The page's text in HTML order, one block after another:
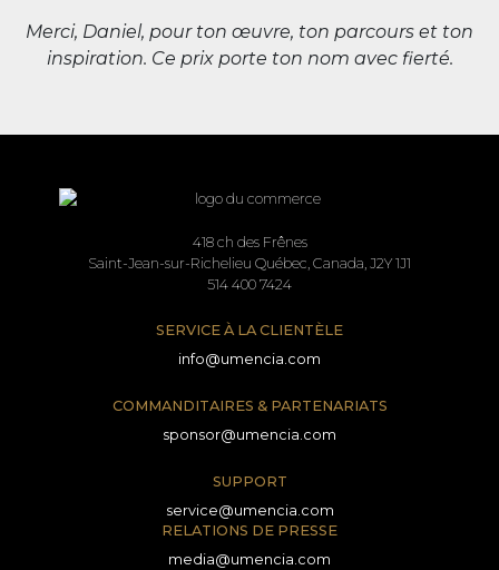
Merci, Daniel, pour ton œuvre, ton parcours et ton
inspiration. Ce prix porte ton nom avec fierté.
418 ch des Frênes
Saint-Jean-sur-Richelieu Québec, Canada, J2Y 1J1
514 400 7424
SERVICE À LA CLIENTÈLE
info@umencia.com
COMMANDITAIRES & PARTENARIATS
sponsor@umencia.com
SUPPORT
service@umencia.com
RELATIONS DE PRESSE
media@umencia.com